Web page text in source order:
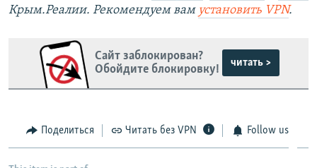
Крым.Реалии. Рекомендуем вам установить VPN.
Сайт заблокирован?
Обойдите блокировку!
читать >
Поделиться Читать без VPN Follow us